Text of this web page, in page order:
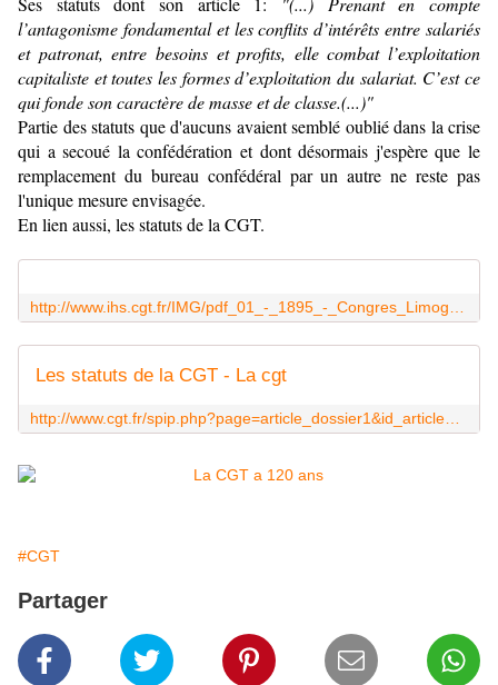
l’antagonisme fondamental et les conflits d’intérêts entre salariés
et patronat, entre besoins et profits, elle combat l’exploitation
capitaliste et toutes les formes d’exploitation du salariat. C’est ce
qui fonde son caractère de masse et de classe.(...)"
Partie des statuts que d'aucuns avaient semblé oublié dans la crise
qui a secoué la confédération et dont désormais j'espère que le
remplacement du bureau confédéral par un autre ne reste pas
l'unique mesure envisagée.
En lien aussi, les statuts de la CGT.
Les statuts de la CGT - La cgt
#CGT
Partager